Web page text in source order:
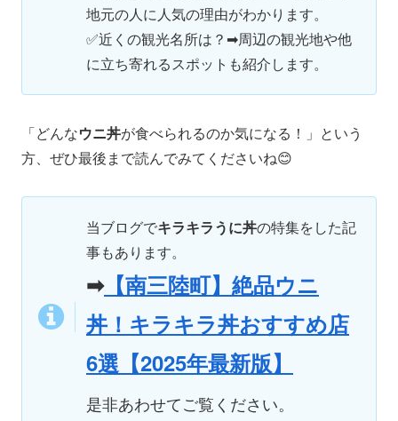
地元の人に人気の理由がわかります。
✅近くの観光名所は？➡周辺の観光地や他
に立ち寄れるスポットも紹介します。
「どんなウニ丼が食べられるのか気になる！」という
方、ぜひ最後まで読んでみてくださいね😊
当ブログでキラキラうに丼の特集をした記
事もあります。
➡【南三陸町】絶品ウニ
丼！キラキラ丼おすすめ店
6選【2025年最新版】
是非あわせてご覧ください。